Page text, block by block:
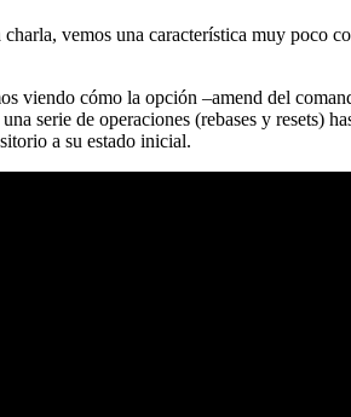
vemos una característica muy poco
viendo cómo la opción –amend del
serie de operaciones (rebases y resets)
a su estado inicial.